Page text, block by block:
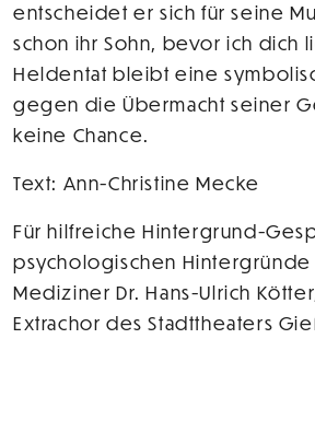
entscheidet er sich für seine
schon ihr Sohn, bevor ich dich
Heldentat bleibt eine
gegen die Übermacht seiner
keine Chance.
Text: Ann-Christine Mecke
Für hilfreiche Hintergrund-
psychologischen
Mediziner Dr. Hans-Ulrich
Extrachor des Stadttheaters